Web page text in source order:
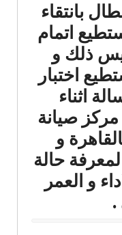
بانتقاء
اتمام
ذلك و
اختبار
اثناء
صيانة
و
حالة
و العمر